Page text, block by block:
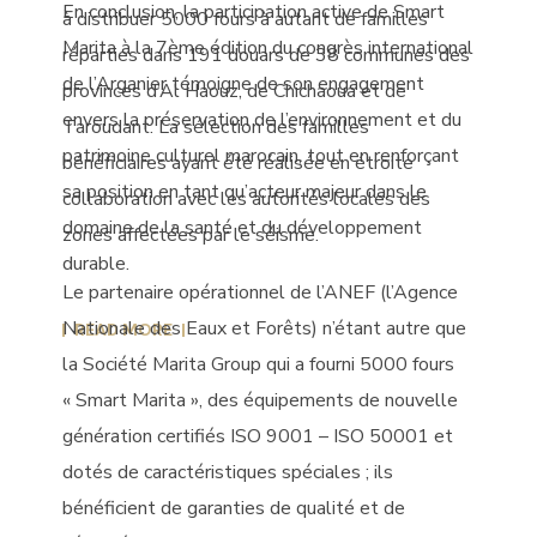
En conclusion, la participation active de Smart
Marita à la 7ème édition du congrès international
de l’Arganier témoigne de son engagement
envers la préservation de l’environnement et du
patrimoine culturel marocain, tout en renforçant
sa position en tant qu’acteur majeur dans le
domaine de la santé et du développement
durable.
READ MORE
à distribuer 5000 fours à autant de familles
réparties dans 191 douars de 38 communes des
provinces d’Al Haouz, de Chichaoua et de
Taroudant. La sélection des familles
bénéficiaires ayant été réalisée en étroite
collaboration avec les autorités locales des
zones affectées par le séisme.
Le partenaire opérationnel de l’ANEF (l’Agence
Nationale des Eaux et Forêts) n’étant autre que
la Société Marita Group qui a fourni 5000 fours
« Smart Marita », des équipements de nouvelle
génération certifiés ISO 9001 – ISO 50001 et
dotés de caractéristiques spéciales ; ils
bénéficient de garanties de qualité et de